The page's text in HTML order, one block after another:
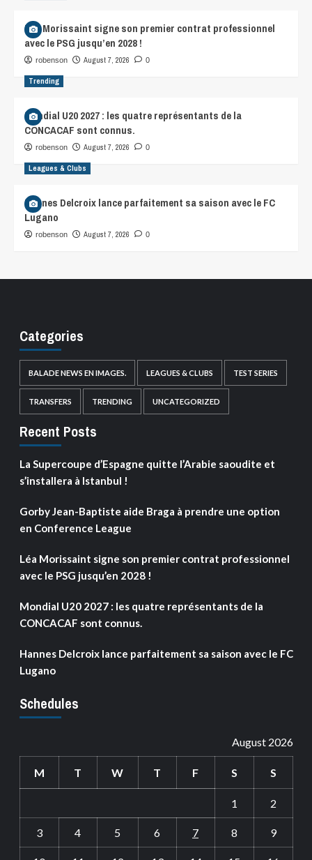
Léa Morissaint signe son premier contrat professionnel
avec le PSG jusqu’en 2028 !
robenson August 7, 2026 0
Trending
Mondial U20 2027 : les quatre représentants de la
CONCACAF sont connus.
robenson August 7, 2026 0
Leagues & Clubs
Hannes Delcroix lance parfaitement sa saison avec le FC
Lugano
robenson August 7, 2026 0
Categories
BALADE NEWS EN IMAGES. LEAGUES & CLUBS TEST SERIES
TRANSFERS TRENDING UNCATEGORIZED
Recent Posts
La Supercoupe d’Espagne quitte l’Arabie saoudite et
s’installera à Istanbul !
Gorby Jean-Baptiste aide Braga à prendre une option
en Conference League
Léa Morissaint signe son premier contrat professionnel
avec le PSG jusqu’en 2028 !
Mondial U20 2027 : les quatre représentants de la
CONCACAF sont connus.
Hannes Delcroix lance parfaitement sa saison avec le FC
Lugano
Schedules
August 2026
M T W T F S S
1 2
3 4 5 6 7 8 9